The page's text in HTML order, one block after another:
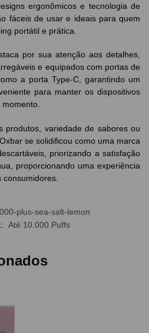
ergonômicos e tecnologia de
fáceis de usar e ideais para quem
portátil e prática.
por sua atenção aos detalhes,
e equipados com portas de
a porta Type-C, garantindo um
para manter os dispositivos
produtos, variedade de sabores ou
se solidificou como uma marca
priorizando a satisfação
proporcionando uma experiência
plus-sea-salt-lemon
Até 10.000 Puffs